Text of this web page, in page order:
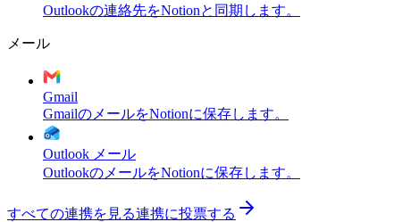
Outlookの連絡先をNotionと同期します。
メール
Gmail
GmailのメールをNotionに保存します。
Outlook メール
OutlookのメールをNotionに保存します。
すべての連携を見る連携に投票する